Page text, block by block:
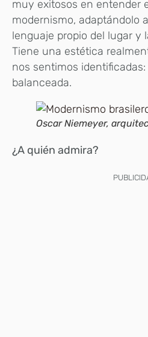
muy exitosos en entender
modernismo, adaptándolo
lenguaje propio del lugar y
Tiene una estética
nos sentimos
balanceada.
Oscar Niemeyer,
¿A quién admira?